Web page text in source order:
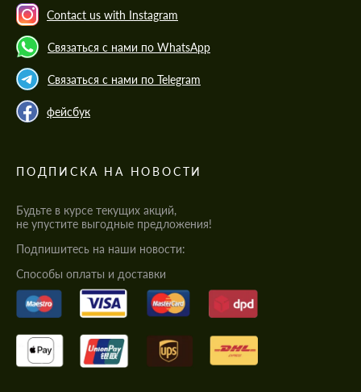
Contact us with Instagram
Связаться с нами по WhatsApp
Связаться с нами по Telegram
фейсбук
ПОДПИСКА НА НОВОСТИ
Будьте в курсе текущих акций,
не упустите выгодные предложения!
Подпишитесь на наши новости:
Cпособы оплаты и доставки